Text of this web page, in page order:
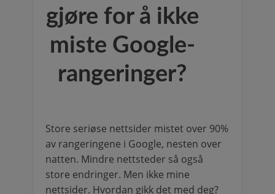
gjøre for å ikke
miste Google-
rangeringer?
Store seriøse nettsider mistet over 90%
av rangeringene i Google, nesten over
natten. Mindre nettsteder så også
store endringer. Men ikke mine
nettsider. Hvordan gikk det med deg?